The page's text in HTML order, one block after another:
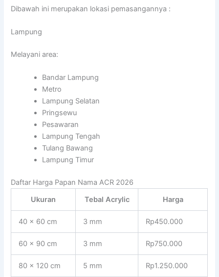
Dibawah ini merupakan lokasi pemasangannya :
Lampung
Melayani area:
Bandar Lampung
Metro
Lampung Selatan
Pringsewu
Pesawaran
Lampung Tengah
Tulang Bawang
Lampung Timur
Daftar Harga Papan Nama ACR 2026
Ukuran
Tebal Acrylic Harga
40 x 60 cm 3 mm Rp450.000
60 x 90 cm 3 mm Rp750.000
80 x 120 cm 5 mm Rp1.250.000